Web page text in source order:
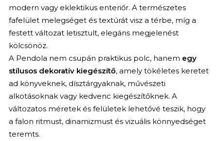
modern vagy eklektikus enteriőr. A természetes
fafelület melegséget és textúrát visz a térbe, míg a
festett változat letisztult, elegáns megjelenést
kölcsönöz.
A Pendola nem csupán praktikus polc, hanem egy
stílusos dekoratív kiegészítő, amely tökéletes keretet
ad könyveknek, dísztárgyaknak, művészeti
alkotásoknak vagy kedvenc kiegészítőknek. A
változatos méretek és felületek lehetővé teszik, hogy
a falon ritmust, dinamizmust és vizuális könnyedséget
teremts.